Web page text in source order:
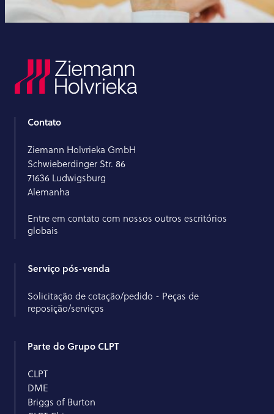
Contato
Ziemann Holvrieka GmbH
Schwieberdinger Str. 86
71636 Ludwigsburg
Alemanha
Entre em contato com nossos outros escritórios
globais
Serviço pós-venda
Solicitação de cotação/pedido - Peças de
reposição/serviços
Parte do Grupo CLPT
CLPT
DME
Briggs of Burton